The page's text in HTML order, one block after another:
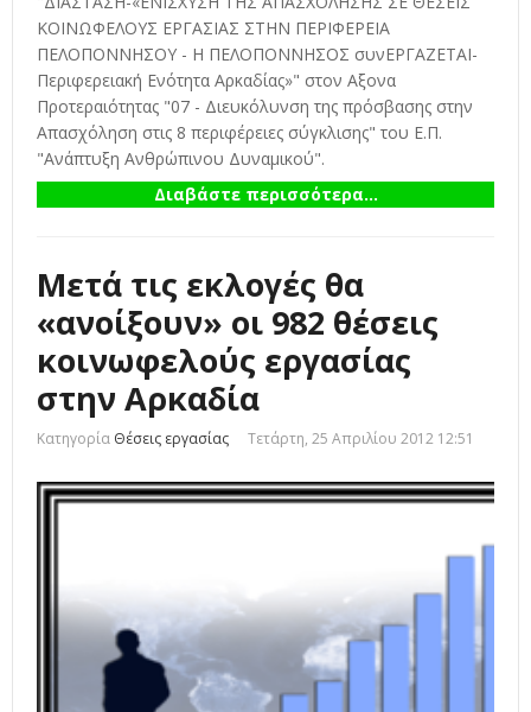
ΚΟΙΝΩΦΕΛΟΥΣ ΕΡΓΑΣΙΑΣ ΣΤΗΝ ΠΕΡΙΦΕΡΕΙΑ
ΠΕΛΟΠΟΝΝΗΣΟΥ - Η ΠΕΛΟΠΟΝΝΗΣΟΣ συνΕΡΓΑΖΕΤΑΙ-
Περιφερειακή Ενότητα Αρκαδίας»" στον Αξονα
Προτεραιότητας "07 - Διευκόλυνση της πρόσβασης στην
Απασχόληση στις 8 περιφέρειες σύγκλισης" του Ε.Π.
"Ανάπτυξη Ανθρώπινου Δυναμικού".
Διαβάστε περισσότερα...
Μετά τις εκλογές θα
«ανοίξουν» οι 982 θέσεις
κοινωφελούς εργασίας
στην Αρκαδία
Κατηγορία Θέσεις εργασίας Τετάρτη, 25 Απριλίου 2012 12:51